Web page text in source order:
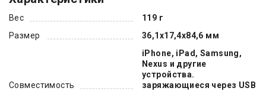
Вес
119 г
Размер
36,1x17,4x84,6 мм
Совместимость
iPhone, iPad, Samsung,
Nexus и другие
устройства.
заряжающиеся через USB